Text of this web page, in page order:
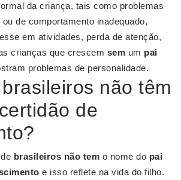
da criança, tais como problemas
de comportamento inadequado,
em atividades, perda de atenção,
crianças que crescem sem um pai
problemas de personalidade.
não têm
de
brasileiros não tem o nome do pai
e isso reflete na vida do filho.